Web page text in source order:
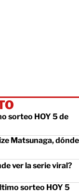
sorteo HOY 5 de
Matsunaga, dónde
ver la serie viral?
sorteo HOY 5